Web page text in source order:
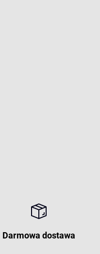
Darmowa dostawa